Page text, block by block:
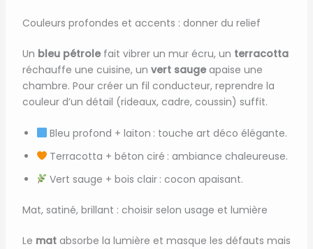
Couleurs profondes et accents : donner du relief
Un bleu pétrolefait vibrer un mur écru, un terracotta
réchauffe une cuisine, un vert saugeapaise une
chambre. Pour créer un fil conducteur, reprendre la
couleur d’un détail (rideaux, cadre, coussin) suffit.
Bleu profond + laiton : touche art déco élégante.
Terracotta + béton ciré : ambiance chaleureuse.
Vert sauge + bois clair : cocon apaisant.
Mat, satiné, brillant : choisir selon usage et lumière
Le matabsorbe la lumière et masque les défauts mais